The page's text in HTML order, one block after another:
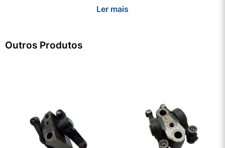
Ler mais
Outros Produtos